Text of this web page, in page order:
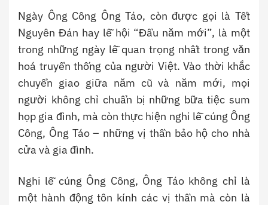
Ngày Ông Công Ông Táo, còn được gọi là Tết
Nguyên Đán hay lễ hội “Đầu năm mới”, là một
trong những ngày lễ quan trọng nhất trong văn
hoá truyền thống của người Việt. Vào thời khắc
chuyển giao giữa năm cũ và năm mới, mọi
người không chỉ chuẩn bị những bữa tiệc sum
họp gia đình, mà còn thực hiện nghi lễ cúng Ông
Công, Ông Táo – những vị thần bảo hộ cho nhà
cửa và gia đình.
Nghi lễ cúng Ông Công, Ông Táo không chỉ là
một hành động tôn kính các vị thần mà còn là